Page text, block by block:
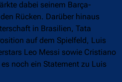
dabei seinem Barça-
Rücken. Darüber hinaus
in Brasilien, Tata
auf dem Spielfeld, Luis
Leo Messi sowie Cristiano
noch ein Statement zu Luis